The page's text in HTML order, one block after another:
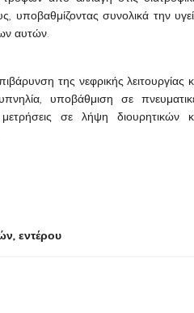
συνολικά την
αυτών.
της νεφρικής λειτουργίας
υποβάθμιση σε
σε λήψη διουρητικών
εντέρου